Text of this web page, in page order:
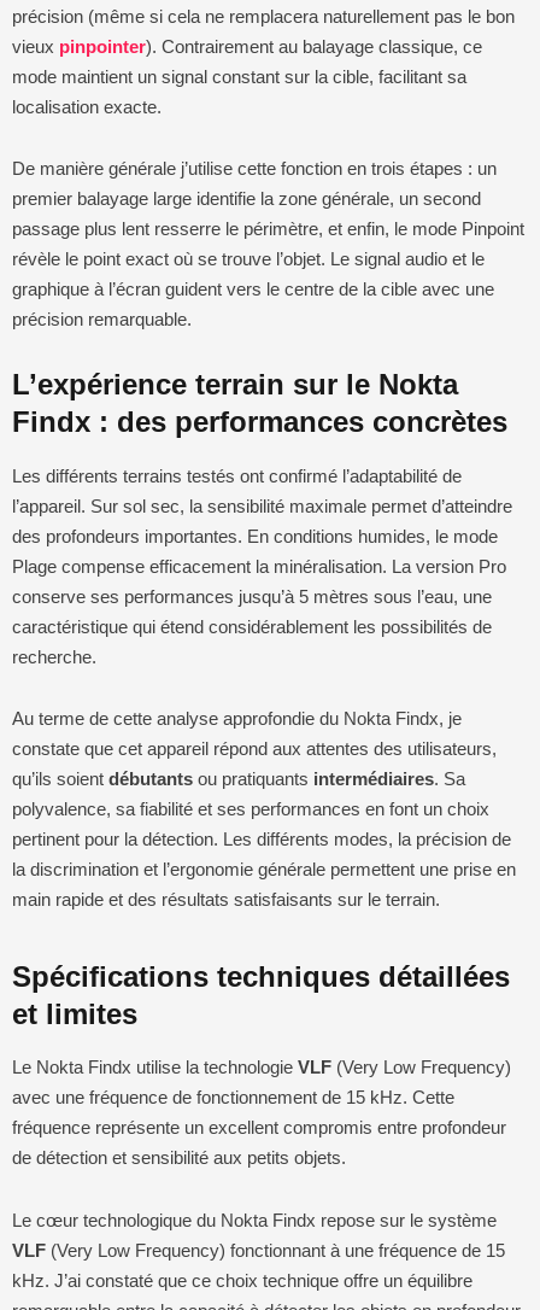
précision (même si cela ne remplacera naturellement pas le bon
vieux pinpointer). Contrairement au balayage classique, ce
mode maintient un signal constant sur la cible, facilitant sa
localisation exacte.
De manière générale j’utilise cette fonction en trois étapes : un
premier balayage large identifie la zone générale, un second
passage plus lent resserre le périmètre, et enfin, le mode Pinpoint
révèle le point exact où se trouve l’objet. Le signal audio et le
graphique à l’écran guident vers le centre de la cible avec une
précision remarquable.
L’expérience terrain sur le Nokta
Findx : des performances concrètes
Les différents terrains testés ont confirmé l’adaptabilité de
l’appareil. Sur sol sec, la sensibilité maximale permet d’atteindre
des profondeurs importantes. En conditions humides, le mode
Plage compense efficacement la minéralisation. La version Pro
conserve ses performances jusqu’à 5 mètres sous l’eau, une
caractéristique qui étend considérablement les possibilités de
recherche.
Au terme de cette analyse approfondie du Nokta Findx, je
constate que cet appareil répond aux attentes des utilisateurs,
qu’ils soient débutants ou pratiquants intermédiaires. Sa
polyvalence, sa fiabilité et ses performances en font un choix
pertinent pour la détection. Les différents modes, la précision de
la discrimination et l’ergonomie générale permettent une prise en
main rapide et des résultats satisfaisants sur le terrain.
Spécifications techniques détaillées
et limites
Le Nokta Findx utilise la technologie VLF (Very Low Frequency)
avec une fréquence de fonctionnement de 15 kHz. Cette
fréquence représente un excellent compromis entre profondeur
de détection et sensibilité aux petits objets.
Le cœur technologique du Nokta Findx repose sur le système
VLF (Very Low Frequency) fonctionnant à une fréquence de 15
kHz. J’ai constaté que ce choix technique offre un équilibre